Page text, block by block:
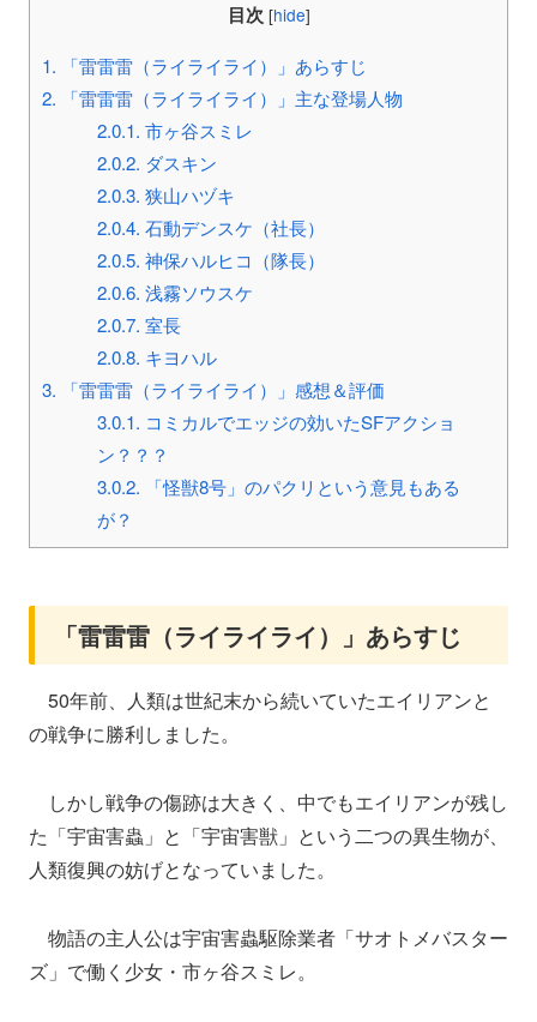
目次 [hide]
1. 「雷雷雷（ライライライ）」あらすじ
2. 「雷雷雷（ライライライ）」主な登場人物
2.0.1. 市ヶ谷スミレ
2.0.2. ダスキン
2.0.3. 狭山ハヅキ
2.0.4. 石動デンスケ（社長）
2.0.5. 神保ハルヒコ（隊長）
2.0.6. 浅霧ソウスケ
2.0.7. 室長
2.0.8. キヨハル
3. 「雷雷雷（ライライライ）」感想＆評価
3.0.1. コミカルでエッジの効いたSFアクショ
ン？？？
3.0.2. 「怪獣8号」のパクリという意見もある
が？
「雷雷雷（ライライライ）」あらすじ
50年前、人類は世紀末から続いていたエイリアンと
の戦争に勝利しました。
しかし戦争の傷跡は大きく、中でもエイリアンが残し
た「宇宙害蟲」と「宇宙害獣」という二つの異生物が、
人類復興の妨げとなっていました。
物語の主人公は宇宙害蟲駆除業者「サオトメバスター
ズ」で働く少女・市ヶ谷スミレ。